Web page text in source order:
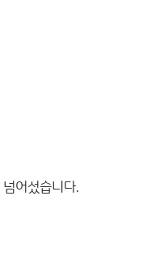
어섰습니다.